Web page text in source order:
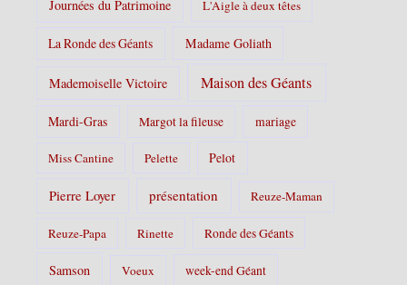
Journées du Patrimoine L'Aigle à deux têtes
La Ronde des Géants Madame Goliath
Mademoiselle Victoire Maison des Géants
Mardi-Gras Margot la fileuse mariage
Miss Cantine Pelette Pelot
Pierre Loyer présentation Reuze-Maman
Reuze-Papa Rinette Ronde des Géants
Samson Voeux week-end Géant